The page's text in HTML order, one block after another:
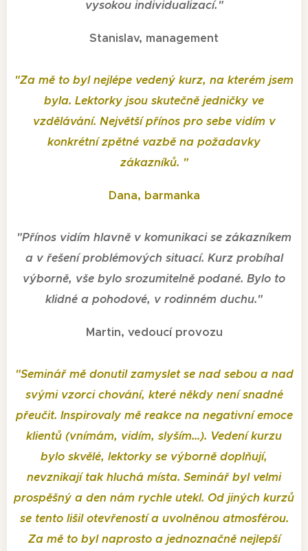
vysokou individualizací."
Stanislav, management
"Za mě to byl nejlépe vedený kurz, na kterém jsem
byla. Lektorky jsou skutečně jedničky ve
vzdělávání. Největší přínos pro sebe vidím v
konkrétní zpětné vazbě na požadavky
zákazníků. "
Dana, barmanka
"Přínos vidím hlavně v komunikaci se zákazníkem
a v řešení problémových situací. Kurz probíhal
výborně, vše bylo srozumitelně podané. Bylo to
klidné a pohodové, v rodinném duchu."
Martin, vedoucí provozu
"Seminář mě donutil zamyslet se nad sebou a nad
svými vzorci chování, které někdy není snadné
přeučit. Inspirovaly mě reakce na negativní emoce
klientů (vnímám, vidím, slyším…). Vedení kurzu
bylo skvělé, lektorky se výborně doplňují,
nevznikají tak hluchá místa. Seminář byl velmi
prospěšný a den nám rychle utekl. Od jiných kurzů
se tento lišil otevřeností a uvolněnou atmosférou.
Za mě to byl naprosto a jednoznačně nejlepší